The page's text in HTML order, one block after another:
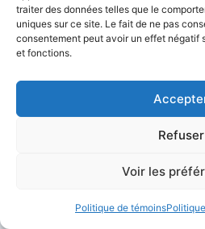
traiter des données telles que le
uniques sur ce site. Le fait de ne pas
consentement peut avoir un effet négatif
et fonctions.
Refuser
Voir les
Politique de témoins
© 2026 LACOP Tous droits réservés |
Confidentialté